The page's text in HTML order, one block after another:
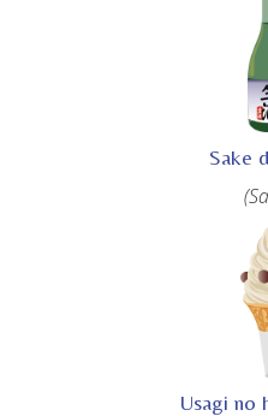
Sake
Usagi no